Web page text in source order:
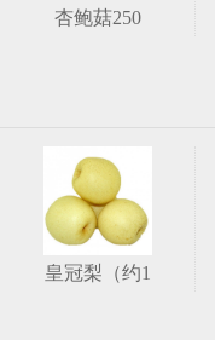
杏鲍菇250
皇冠梨（约1